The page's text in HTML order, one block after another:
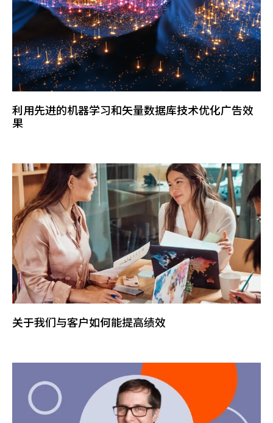
利用先进的机器学习和矢量数据库技术优化广告效
果
关于我们与客户如何能提高绩效